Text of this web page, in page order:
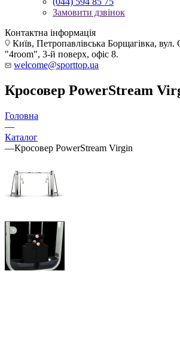
Замовити дзвінок
Контактна інформація
Київ, Петропавлівська Борщагівка,
"4room", 3-й поверх, офіс 8.
welcome@sporttop.ua
Кросовер PowerStream
Головна
—
Каталог
—Кросовер PowerStream Virgin